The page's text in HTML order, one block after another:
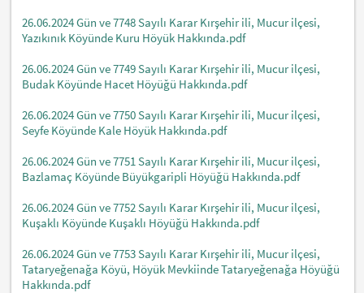
26.06.2024 Gün ve 7748 Sayılı Karar Kırşehir ili, Mucur ilçesi,
Yazıkınık Köyünde Kuru Höyük Hakkında.pdf
26.06.2024 Gün ve 7749 Sayılı Karar Kırşehir ili, Mucur ilçesi,
Budak Köyünde Hacet Höyüğü Hakkında.pdf
26.06.2024 Gün ve 7750 Sayılı Karar Kırşehir ili, Mucur ilçesi,
Seyfe Köyünde Kale Höyük Hakkında.pdf
26.06.2024 Gün ve 7751 Sayılı Karar Kırşehir ili, Mucur ilçesi,
Bazlamaç Köyünde Büyükgaripli Höyüğü Hakkında.pdf
26.06.2024 Gün ve 7752 Sayılı Karar Kırşehir ili, Mucur ilçesi,
Kuşaklı Köyünde Kuşaklı Höyüğü Hakkında.pdf
26.06.2024 Gün ve 7753 Sayılı Karar Kırşehir ili, Mucur ilçesi,
Tataryeğenağa Köyü, Höyük Mevkiinde Tataryeğenağa Höyüğü
Hakkında.pdf